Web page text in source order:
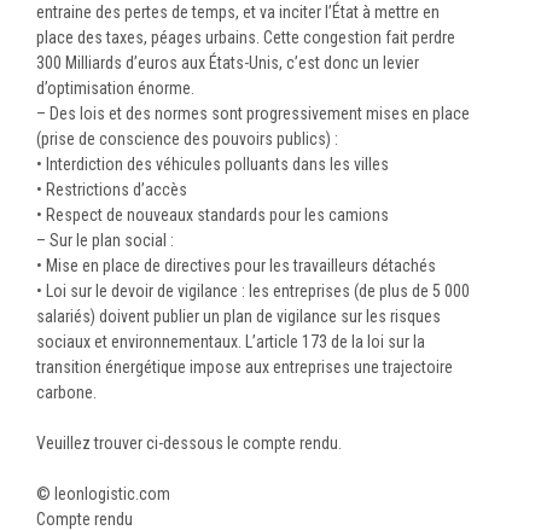
entraine des pertes de temps, et va inciter l’État à mettre en
place des taxes, péages urbains. Cette congestion fait perdre
300 Milliards d’euros aux États-Unis, c’est donc un levier
d’optimisation énorme.
– Des lois et des normes sont progressivement mises en place
(prise de conscience des pouvoirs publics) :
• Interdiction des véhicules polluants dans les villes
• Restrictions d’accès
• Respect de nouveaux standards pour les camions
– Sur le plan social :
• Mise en place de directives pour les travailleurs détachés
• Loi sur le devoir de vigilance : les entreprises (de plus de 5 000
salariés) doivent publier un plan de vigilance sur les risques
sociaux et environnementaux. L’article 173 de la loi sur la
transition énergétique impose aux entreprises une trajectoire
carbone.
Veuillez trouver ci-dessous le compte rendu.
© leonlogistic.com
Compte rendu